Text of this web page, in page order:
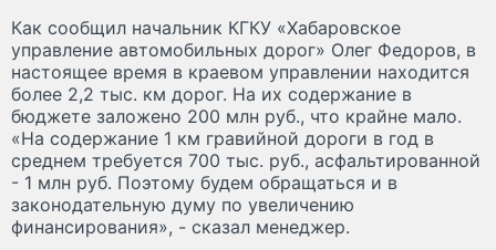
Как сообщил начальник КГКУ «Хабаровское
управление автомобильных дорог» Олег Федоров, в
настоящее время в краевом управлении находится
более 2,2 тыс. км дорог. На их содержание в
бюджете заложено 200 млн руб., что крайне мало.
«На содержание 1 км гравийной дороги в год в
среднем требуется 700 тыс. руб., асфальтированной
- 1 млн руб. Поэтому будем обращаться и в
законодательную думу по увеличению
финансирования», - сказал менеджер.